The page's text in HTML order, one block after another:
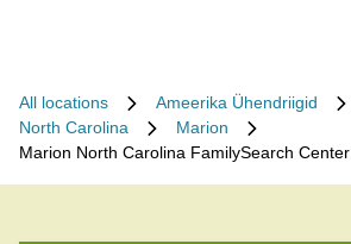
All locations
Ameerika Ühendriigid
North Carolina
Marion
Marion North Carolina FamilySearch Center